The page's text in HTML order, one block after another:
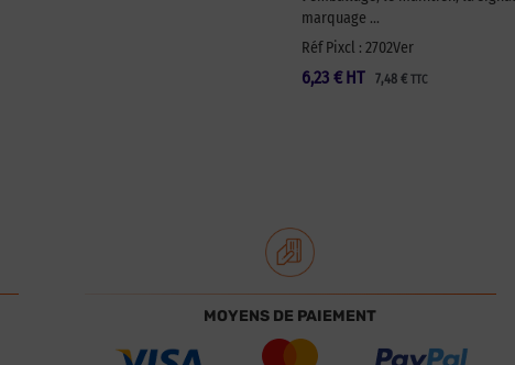
marquage …
Réf Pixcl : 2702Ver
6,23 € 7,48 € TTC
HT
MOYENS DE PAIEMENT